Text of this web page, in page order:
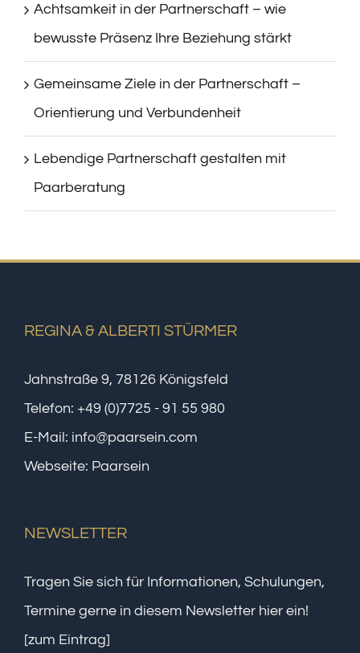
Achtsamkeit in der Partnerschaft – wie
bewusste Präsenz Ihre Beziehung stärkt
Gemeinsame Ziele in der Partnerschaft –
Orientierung und Verbundenheit
Lebendige Partnerschaft gestalten mit
Paarberatung
REGINA & ALBERTI STÜRMER
Jahnstraße 9, 78126 Königsfeld
Telefon: +49 (0)7725 - 91 55 980
E-Mail: info@paarsein.com
Webseite: Paarsein
NEWSLETTER
Tragen Sie sich für Informationen, Schulungen,
Termine gerne in diesem Newsletter hier ein!
[zum Eintrag]